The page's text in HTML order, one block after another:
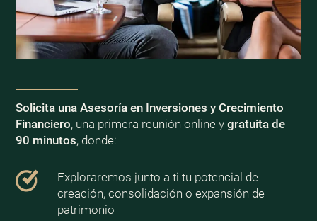
Solicita una Asesoría en Inversiones y Crecimiento
Financiero, una primera reunión online y gratuita de
90 minutos, donde:
Exploraremos junto a ti tu potencial de
creación, consolidación o expansión de
patrimonio